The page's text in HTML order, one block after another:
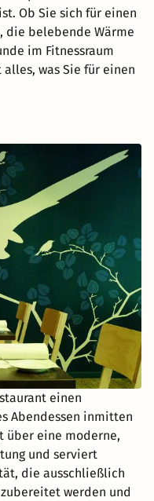
Ob Sie sich für einen
die belebende Wärme
im Fitnessraum
was Sie für einen
einen
Abendessen inmitten
über eine moderne,
und serviert
die ausschließlich
werden und